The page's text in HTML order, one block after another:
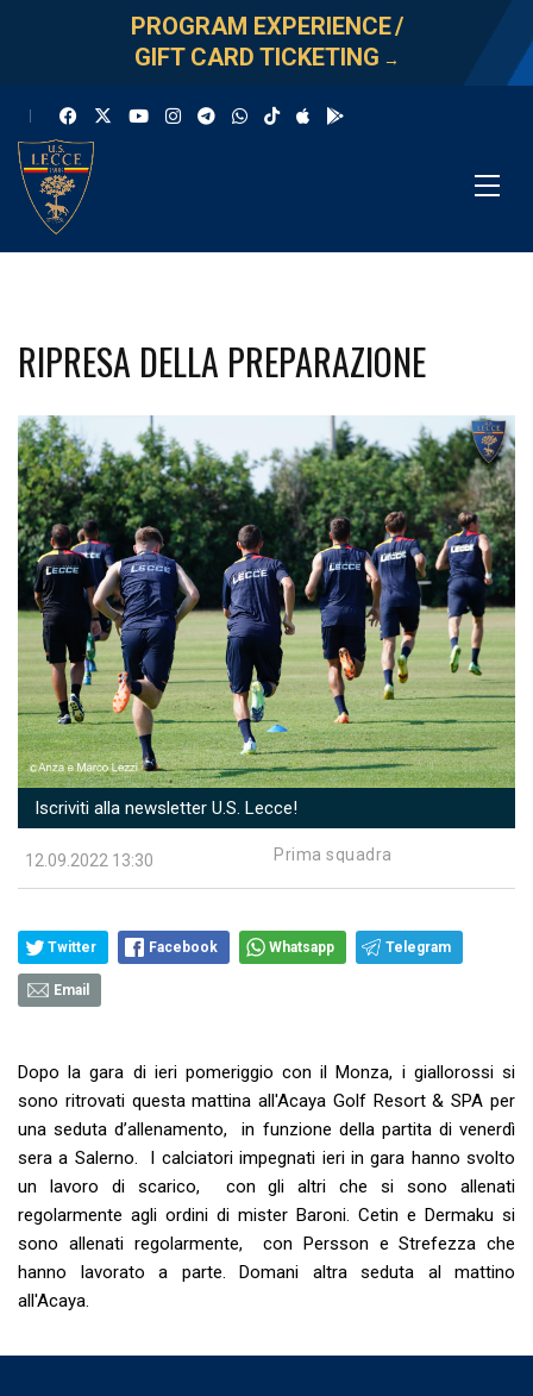
PROGRAM EXPERIENCE/
GIFT CARD TICKETING →
RIPRESA DELLA PREPARAZIONE
Iscriviti alla newsletter U.S. Lecce!
12.09.2022 13:30 Prima squadra
Twitter Facebook Whatsapp Telegram
Email
Dopo la gara di ieri pomeriggio con il Monza, i giallorossi si
sono ritrovati questa mattina all'Acaya Golf Resort & SPA per
una seduta d’allenamento, in funzione della partita di venerdì
sera a Salerno. I calciatori impegnati ieri in gara hanno svolto
un lavoro di scarico, con gli altri che si sono allenati
regolarmente agli ordini di mister Baroni. Cetin e Dermaku si
sono allenati regolarmente, con Persson e Strefezza che
hanno lavorato a parte. Domani altra seduta al mattino
all'Acaya.